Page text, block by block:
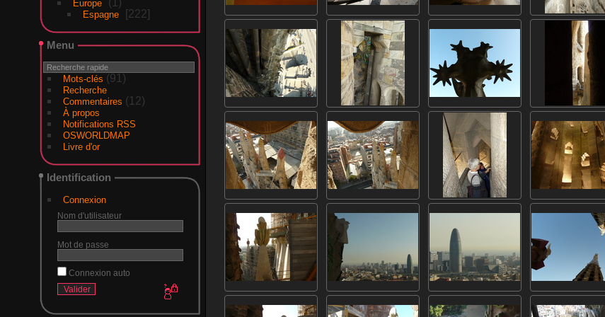
Europe
Espagne 222
Menu
Mots-clés (91)
Recherche
Commentaires (12)
À propos
Notifications RSS
OSWORLDMAP
Livre d'or
Identification
Connexion
Nom d'utilisateur
Mot de passe
Connexion auto